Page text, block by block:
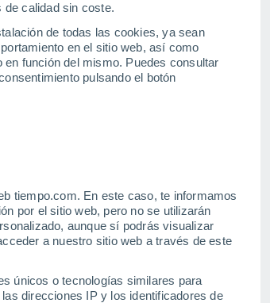
de calidad sin coste.
de todas las cookies, ya sean
en el sitio web, así como
función del mismo. Puedes consultar
pulsando el botón
tiempo.com. En este caso, te informamos
por el sitio web, pero no se utilizarán
aunque sí podrás visualizar
a nuestro sitio web a través de este
únicos o tecnologías similares para
direcciones IP y los identificadores de
a 14 días
32°
26°